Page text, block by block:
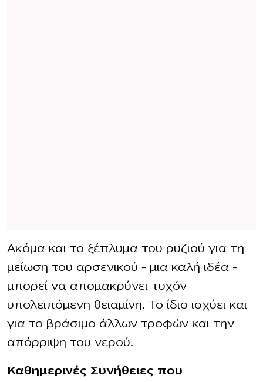
Ακόμα και το ξέπλυμα του ρυζιού για τη
μείωση του αρσενικού – μια καλή ιδέα –
μπορεί να απομακρύνει τυχόν
υπολειπόμενη θειαμίνη. Το ίδιο ισχύει και
για το βράσιμο άλλων τροφών και την
απόρριψη του νερού.
Καθημερινές Συνήθειες που